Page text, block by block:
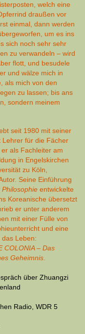
welch eine
draußen vor
einmal, dann werden
um es ins
sich noch sehr sehr
zu verwandeln – wird
flott, und besudele
und wälze mich in
als mich von den
zu lassen; bis ans
sondern meinem
seit 1980 mit seiner
Lehrer für die Fächer
als Fachleiter am
in Engelskirchen
zu Köln,
Seine Einführung
entwickelte
Koreanische übersetzt
er unter anderem
mit einer Fülle von
und eine
Leben:
COLONIA – Das
Geheimnis
über Zhuangzi
Radio , WDR 5